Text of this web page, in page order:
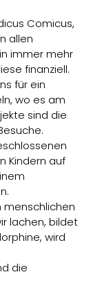
Comicus,
allen
immer mehr
finanziell.
für ein
wo es am
sind die
Kindern auf
menschlichen
lachen, bildet
wird
die